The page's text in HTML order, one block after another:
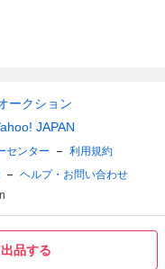
品する
ークション
JAPAN
センター
利用規約
ヘルプ・お問い合わせ